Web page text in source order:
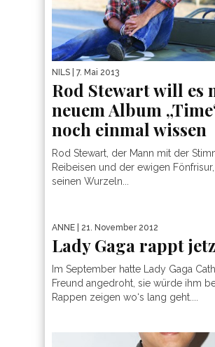
NILS | 7. Mai 2013
Rod Stewart will es
neuem Album
noch einmal wissen
Rod Stewart, der Mann mit der
Reibeisen und der ewigen
seinen Wurzeln...
ANNE | 21. November 2012
Lady Gaga rappt
Im September hatte Lady Gaga
Freund angedroht, sie würde ihm
Rappen zeigen wo‘s lang geht....